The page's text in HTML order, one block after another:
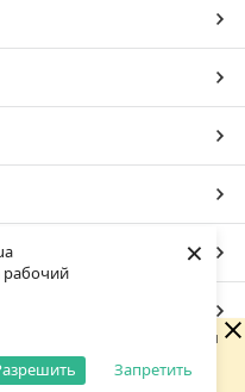
рабочий
Запретить
×
нам! Зараз магазин
зв'яжемося з вами
дня!